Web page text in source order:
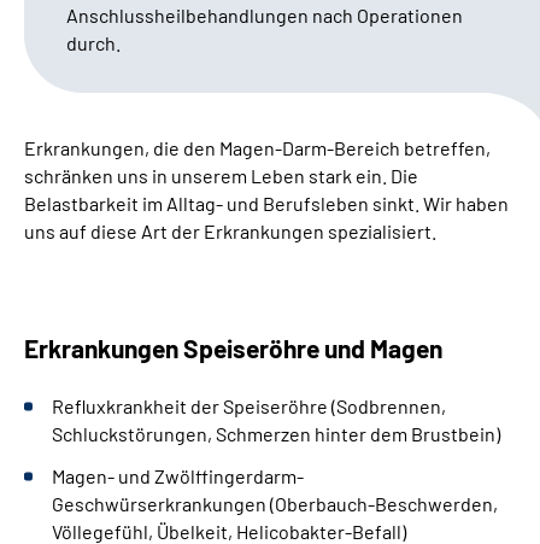
Suche
Gebärdensprache
Anschlussheilbehandlungen nach Operationen
durch.
Erkrankungen, die den Magen-Darm-Bereich betreffen,
schränken uns in unserem Leben stark ein. Die
Belastbarkeit im Alltag- und Berufsleben sinkt. Wir haben
uns auf diese Art der Erkrankungen spezialisiert.
Erkrankungen Speiseröhre und Magen
Refluxkrankheit der Speiseröhre (Sodbrennen,
Schluckstörungen, Schmerzen hinter dem Brustbein)
Magen- und Zwölffingerdarm-
Geschwürserkrankungen (Oberbauch-Beschwerden,
Völlegefühl, Übelkeit, Helicobakter-Befall)